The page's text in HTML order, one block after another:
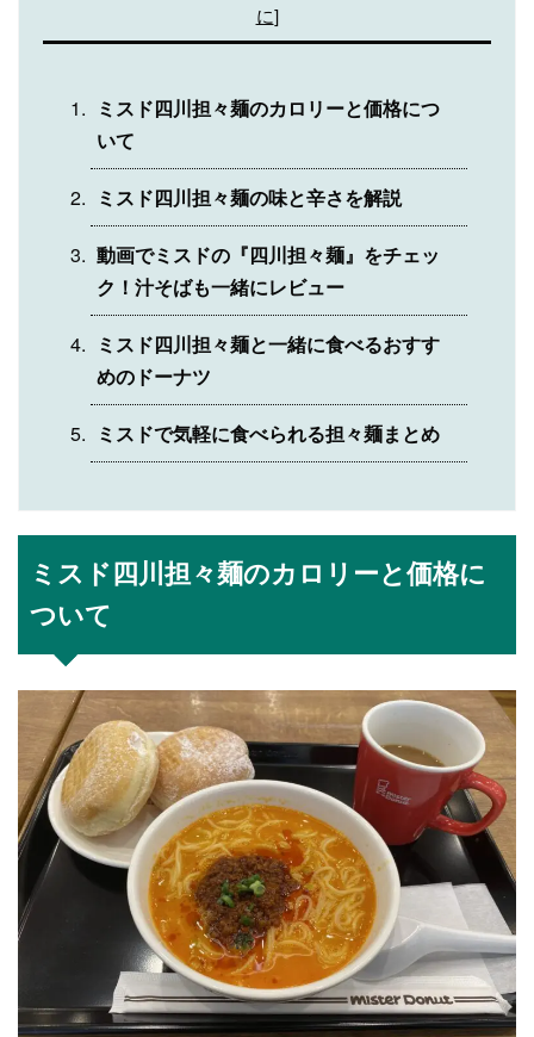
に]
ミスド四川担々麺のカロリーと価格につ
いて
ミスド四川担々麺の味と辛さを解説
動画でミスドの『四川担々麺』をチェッ
ク！汁そばも一緒にレビュー
ミスド四川担々麺と一緒に食べるおすす
めのドーナツ
ミスドで気軽に食べられる担々麺まとめ
ミスド四川担々麺のカロリーと価格に
ついて